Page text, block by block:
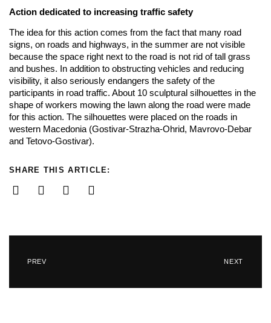
Action dedicated to increasing traffic safety
The idea for this action comes from the fact that many road
signs, on roads and highways, in the summer are not visible
because the space right next to the road is not rid of tall grass
and bushes. In addition to obstructing vehicles and reducing
visibility, it also seriously endangers the safety of the
participants in road traffic. About 10 sculptural silhouettes in the
shape of workers mowing the lawn along the road were made
for this action. The silhouettes were placed on the roads in
western Macedonia (Gostivar-Strazha-Ohrid, Mavrovo-Debar
and Tetovo-Gostivar).
SHARE THIS ARTICLE:
PREV NEXT